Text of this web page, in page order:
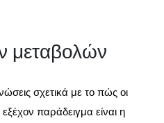
μεταβολών
σχετικά με το πώς οι
παράδειγμα είναι η